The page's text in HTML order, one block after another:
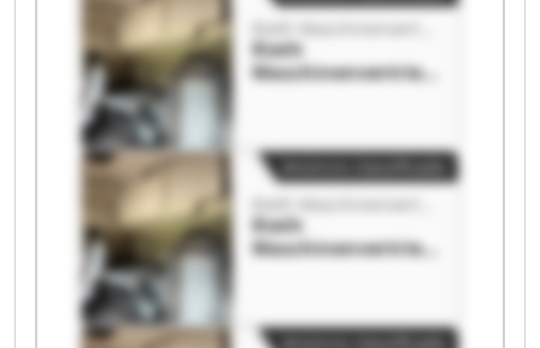
Rieth
Maschinenvertrieb
GmbH
Rieth
Maschinenvertrieb
GmbH